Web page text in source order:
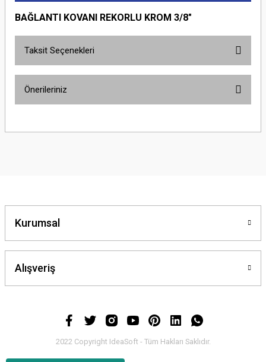
BAĞLANTI KOVANI REKORLU KROM 3/8"
Taksit Seçenekleri
Önerileriniz
yetersiz gördüğünüz noktaları öneri formunu kullanarak tarafımıza
Bu ürüne benzer farklı alternatifler olmalı.
Gönder
Kurumsal
Alışveriş
2022 Copyright IdeaSoft - Tüm Hakları Saklıdır.